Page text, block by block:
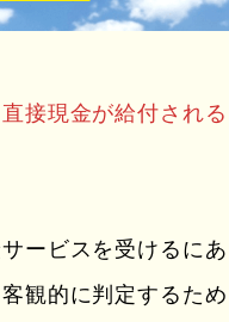
接現金が給付される
ービスを受けるにあ
観的に判定するため